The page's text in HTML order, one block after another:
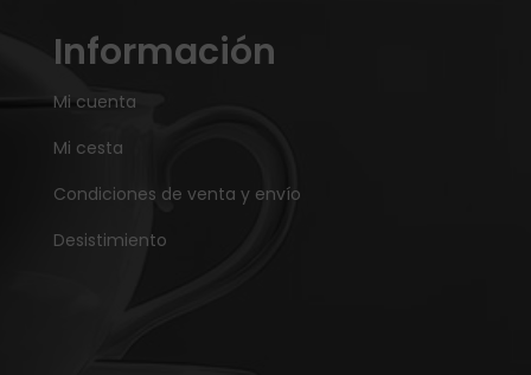
Información
Mi cuenta
Mi cesta
Condiciones de venta y envío
Desistimiento